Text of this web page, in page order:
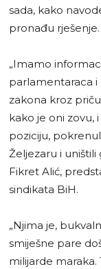
sada, kako
pronađu rješenje.
„Imamo
parlamentaraca i
zakona kroz
kako je oni zovu,
poziciju,
Željezaru i uništili
Fikret Alić,
sindikata BiH.
„Njima je,
smiješne pare
milijarde maraka.